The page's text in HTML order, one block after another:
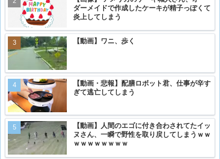
ダーメイドで作成したケーキが精子っぽくて
炎上してしまう
【動画】ワニ、歩く
【動画・悲報】配膳ロボット君、仕事が辛す
ぎて逃亡してしまう
【動画】人間のエゴに付き合わされてたイッ
ヌさん、一瞬で野性を取り戻してしまうｗｗ
ｗｗｗｗｗｗｗｗ